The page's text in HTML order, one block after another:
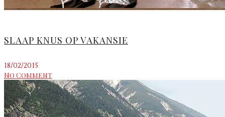
SLAAP KNUS OP VAKANSIE
18/02/2015
No Comment